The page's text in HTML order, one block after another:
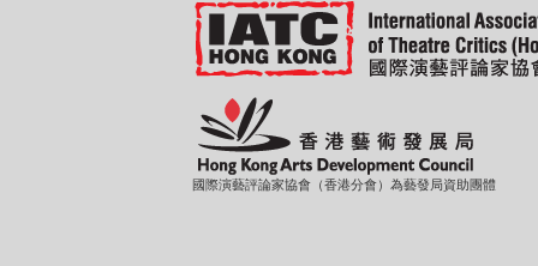
國際演藝評論家協會（香港分會）為藝發局資助團體